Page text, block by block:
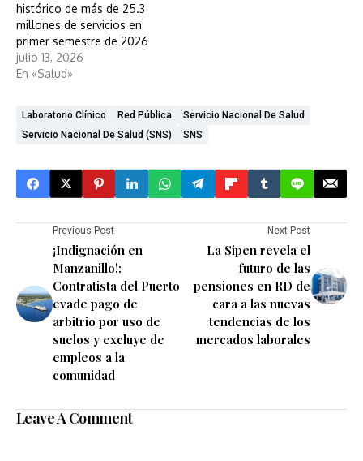
histórico de más de 25.3
millones de servicios en
primer semestre de 2026
julio 13, 2026
En «Salud»
Laboratorio Clínico Red Pública
Servicio Nacional De Salud
Servicio Nacional De Salud (SNS)
SNS
Previous Post
¡Indignación en
Manzanillo!:
Contratista del Puerto
evade pago de
arbitrio por uso de
suelos y excluye de
empleos a la
comunidad
Next Post
La Sipen revela el
futuro de las
pensiones en RD de
cara a las nuevas
tendencias de los
mercados laborales
Leave A Comment